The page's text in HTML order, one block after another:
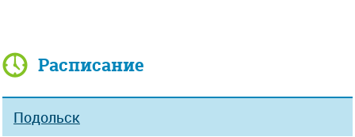
Расписание
Подольск